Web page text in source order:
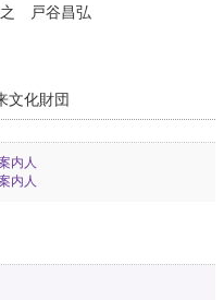
戸谷昌弘
文化財団
内人
内人